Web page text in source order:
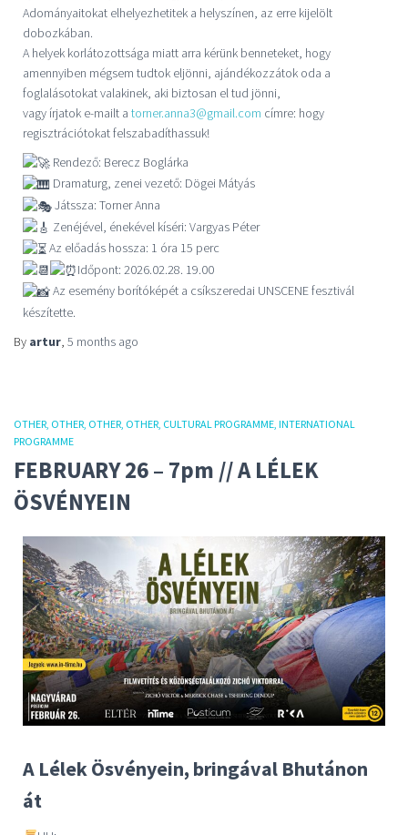
Adományaitokat elhelyezhetitek a helyszínen, az erre kijelölt
dobozkában.
A helyek korlátozottsága miatt arra kérünk benneteket, hogy
amennyiben mégsem tudtok eljönni, ajándékozzátok oda a
foglalásotokat valakinek, aki biztosan el tud jönni,
vagy írjatok e-mailt a torner.anna3@gmail.com címre: hogy
regisztrációtokat felszabadíthassuk!
Rendező: Berecz Boglárka
Dramaturg, zenei vezető: Dögei Mátyás
Játssza: Torner Anna
Zenéjével, énekével kíséri: Vargyas Péter
Az előadás hossza: 1 óra 15 perc
Időpont: 2026.02.28. 19.00
Az esemény borítóképét a csíkszeredai UNSCENE fesztivál
készítette.
By artur, 5 months ago
OTHER OTHER OTHER OTHER CULTURAL PROGRAMME INTERNATIONAL
PROGRAMME
FEBRUARY 26 – 7pm // A LÉLEK
ÖSVÉNYEIN
A Lélek Ösvényein, bringával Bhutánon
át